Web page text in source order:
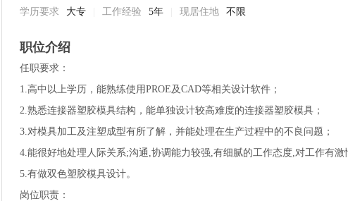
学历要求
大专 工作经验 5年 现居住地 不限
职位介绍
任职要求：
1.高中以上学历，能熟练使用PROE及CAD等相关设计软件；
2.熟悉连接器塑胶模具结构，能单独设计较高难度的连接器塑胶模具；
3.对模具加工及注塑成型有所了解，并能处理在生产过程中的不良问题；
4.能很好地处理人际关系;沟通,协调能力较强,有细腻的工作态度,对工作有激
5.有做双色塑胶模具设计。
岗位职责：